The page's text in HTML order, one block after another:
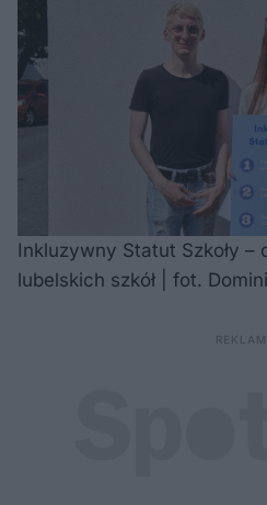
Inkluzywny Statut Szkoły
lubelskich szkół | fot.